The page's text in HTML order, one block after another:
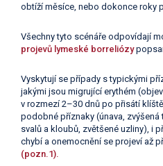
obtíží měsíce, nebo dokonce roky
Všechny tyto scénáře odpovídají
projevů lymeské borreliózy
Vyskytují se případy s typickými
jakými jsou migrující erythém
v rozmezí 2–30 dnů po přisátí
podobné příznaky (únava,
svalů a kloubů, zvětšené uzliny), i
chybí a onemocnění se projeví až
(pozn.1).